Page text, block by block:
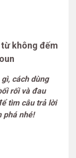
không đếm
cách dùng
rối và đau
tìm câu trả lời
phá nhé!